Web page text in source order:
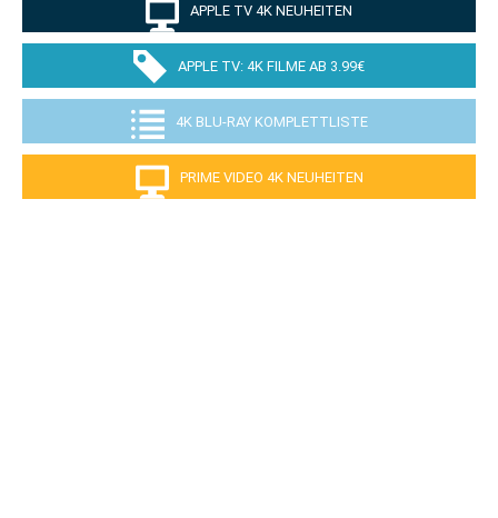
APPLE TV 4K NEUHEITEN
APPLE TV: 4K FILME AB 3.99€
4K BLU-RAY KOMPLETTLISTE
PRIME VIDEO 4K NEUHEITEN